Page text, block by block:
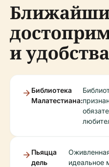
и удобства
Библиотека
Малатестиана:
Пьяцца
дель
идеальное